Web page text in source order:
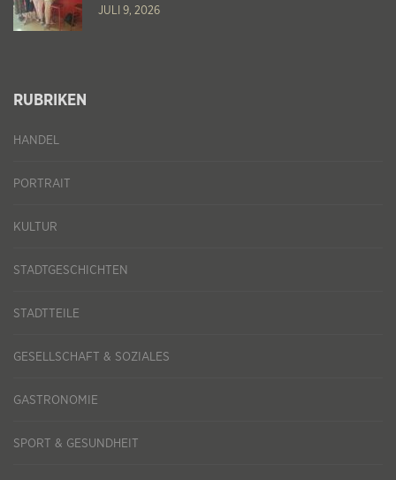
JULI 9, 2026
RUBRIKEN
HANDEL
PORTRAIT
KULTUR
STADTGESCHICHTEN
STADTTEILE
GESELLSCHAFT & SOZIALES
GASTRONOMIE
SPORT & GESUNDHEIT